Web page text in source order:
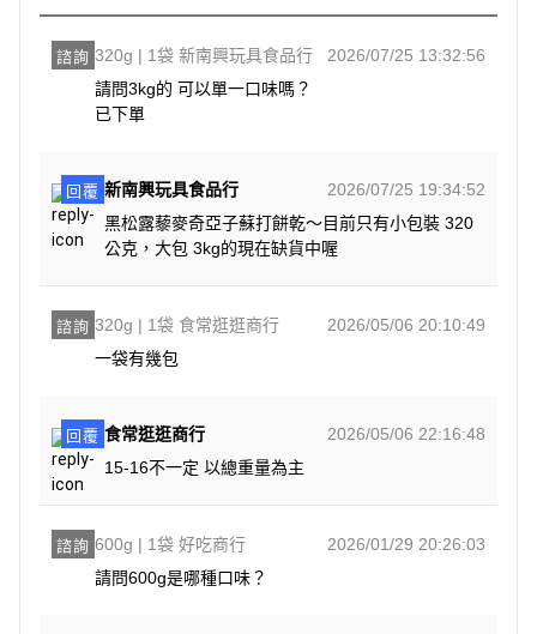
諮詢 320g | 1袋 新南興玩具食品行
2026/07/25 13:32:56
請問3kg的 可以單一口味嗎？
已下單
回覆 新南興玩具食品行
2026/07/25 19:34:52
黑松露藜麥奇亞子蘇打餅乾～目前只有小包裝 320
公克，大包 3kg的現在缺貨中喔
諮詢 320g | 1袋 食常逛逛商行
2026/05/06 20:10:49
一袋有幾包
回覆 食常逛逛商行
2026/05/06 22:16:48
15-16不一定 以總重量為主
諮詢 600g | 1袋 好吃商行
2026/01/29 20:26:03
請問600g是哪種口味？